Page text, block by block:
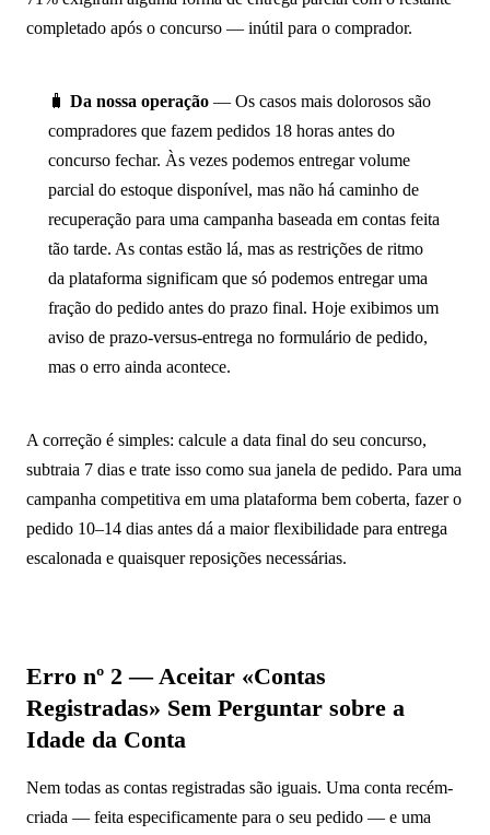
completado após o concurso — inútil para o comprador.
🧳 Da nossa operação — Os casos mais dolorosos são
compradores que fazem pedidos 18 horas antes do
concurso fechar. Às vezes podemos entregar volume
parcial do estoque disponível, mas não há caminho de
recuperação para uma campanha baseada em contas feita
tão tarde. As contas estão lá, mas as restrições de ritmo
da plataforma significam que só podemos entregar uma
fração do pedido antes do prazo final. Hoje exibimos um
aviso de prazo-versus-entrega no formulário de pedido,
mas o erro ainda acontece.
A correção é simples: calcule a data final do seu concurso,
subtraia 7 dias e trate isso como sua janela de pedido. Para uma
campanha competitiva em uma plataforma bem coberta, fazer o
pedido 10–14 dias antes dá a maior flexibilidade para entrega
escalonada e quaisquer reposições necessárias.
Erro nº 2 — Aceitar «Contas
Registradas» Sem Perguntar sobre a
Idade da Conta
Nem todas as contas registradas são iguais. Uma conta recém-
criada — feita especificamente para o seu pedido — e uma